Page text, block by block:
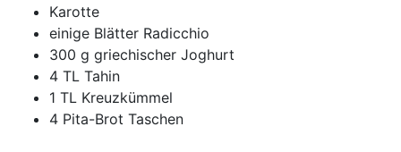
Karotte
einige Blätter Radicchio
300 g griechischer Joghurt
4 TL Tahin
1 TL Kreuzkümmel
4 Pita-Brot Taschen